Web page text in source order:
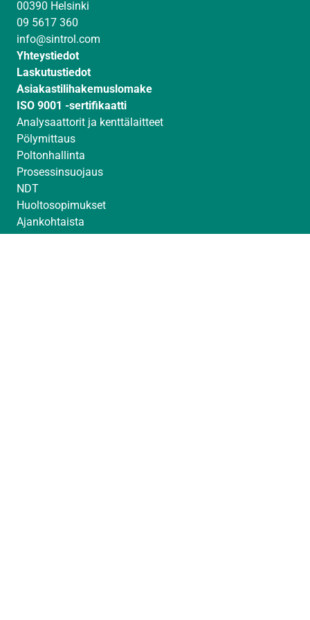
d
I
n
g
r
a
m
00390 Helsinki
09 5617 360
info@sintrol.com
Yhteystiedot
Laskutustiedot
Asiakastilihakemuslomake
ISO 9001 -sertifikaatti
Analysaattorit ja kenttälaitteet
Pölymittaus
Poltonhallinta
Prosessinsuojaus
NDT
Huoltosopimukset
Ajankohtaista
Messut